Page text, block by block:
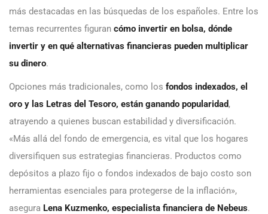
más destacadas en las búsquedas de los españoles. Entre los
temas recurrentes figuran cómo invertir en bolsa, dónde
invertir y en qué alternativas financieras pueden multiplicar
su dinero.
Opciones más tradicionales, como los fondos indexados, el
oro y las Letras del Tesoro, están ganando popularidad,
atrayendo a quienes buscan estabilidad y diversificación.
«Más allá del fondo de emergencia, es vital que los hogares
diversifiquen sus estrategias financieras. Productos como
depósitos a plazo fijo o fondos indexados de bajo costo son
herramientas esenciales para protegerse de la inflación»,
asegura Lena Kuzmenko, especialista financiera de Nebeus.